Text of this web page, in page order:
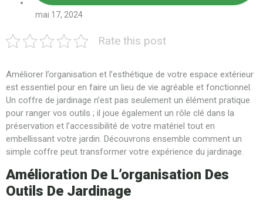
mai 17, 2024
Rate this post
Améliorer l’organisation et l’esthétique de votre espace extérieur
est essentiel pour en faire un lieu de vie agréable et fonctionnel.
Un coffre de jardinage n’est pas seulement un élément pratique
pour ranger vos outils ; il joue également un rôle clé dans la
préservation et l’accessibilité de votre matériel tout en
embellissant votre jardin. Découvrons ensemble comment un
simple coffre peut transformer votre expérience du jardinage.
Amélioration De L’organisation Des
Outils De Jardinage